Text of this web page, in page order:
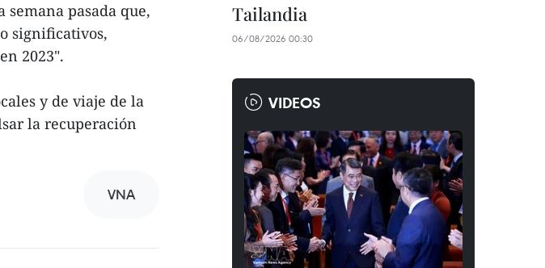
pasada que,
significativos,
2023".
y de viaje de la
la recuperación
VNA
Tailandia
06/08/2026 00:30
VIDEOS